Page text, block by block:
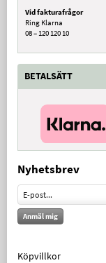
Vid fakturafrågor
Ring Klarna
08 – 120 120 10
BETALSÄTT
Nyhetsbrev
Anmäl mig
Köpvillkor